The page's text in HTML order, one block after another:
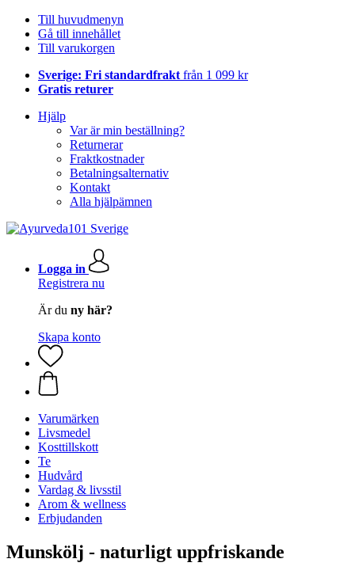
Till huvudmenyn
Gå till innehållet
Till varukorgen
Sverige: Fri standardfrakt från 1 099 kr
Gratis returer
Hjälp
Var är min beställning?
Returnerar
Fraktkostnader
Betalningsalternativ
Kontakt
Alla hjälpämnen
Logga in
Registrera nu
Är du ny här?
Skapa konto
Varumärken
Livsmedel
Kosttillskott
Te
Hudvård
Vardag & livsstil
Arom & wellness
Erbjudanden
Munskölj - naturligt uppfriskande